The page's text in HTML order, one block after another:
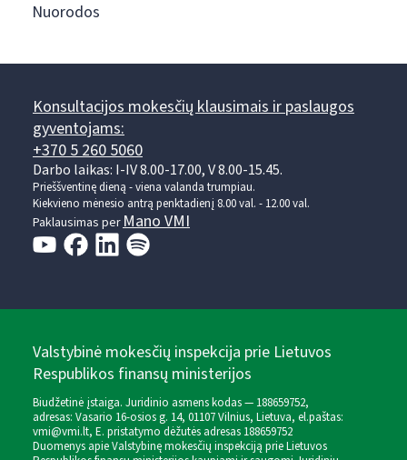
Nuorodos
Konsultacijos mokesčių klausimais ir paslaugos
gyventojams:
+370 5 260 5060
Darbo laikas: I-IV 8.00-17.00, V 8.00-15.45.
Prieššventinę dieną - viena valanda trumpiau.
Kiekvieno mėnesio antrą penktadienį 8.00 val. - 12.00 val.
Paklausimas perMano VMI
Valstybinė mokesčių inspekcija prie Lietuvos
Respublikos finansų ministerijos
Biudžetinė įstaiga. Juridinio asmens kodas — 188659752,
adresas: Vasario 16-osios g. 14, 01107 Vilnius, Lietuva, el.paštas:
vmi@vmi.lt, E. pristatymo dėžutės adresas 188659752
Duomenys apie Valstybinę mokesčių inspekciją prie Lietuvos